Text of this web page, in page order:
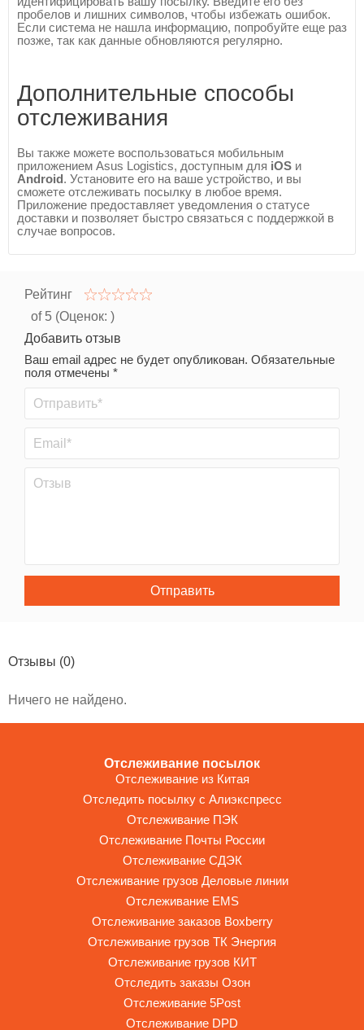
пробелов и лишних символов, чтобы избежать ошибок.
Если система не нашла информацию, попробуйте еще раз
позже, так как данные обновляются регулярно.
Дополнительные способы
отслеживания
Вы также можете воспользоваться мобильным
приложением Asus Logistics, доступным для iOS и
Android. Установите его на ваше устройство, и вы
сможете отслеживать посылку в любое время.
Приложение предоставляет уведомления о статусе
доставки и позволяет быстро связаться с поддержкой в
случае вопросов.
Рейтинг
of 5 (Оценок: )
Добавить отзыв
Ваш email адрес не будет опубликован. Обязательные
поля отмечены *
Отправить
Отзывы (0)
Ничего не найдено.
Отслеживание посылок
Отслеживание из Китая
Отследить посылку с Алиэкспресс
Отслеживание ПЭК
Отслеживание Почты России
Отслеживание СДЭК
Отслеживание грузов Деловые линии
Отслеживание EMS
Отслеживание заказов Boxberry
Отслеживание грузов ТК Энергия
Отслеживание грузов КИТ
Отследить заказы Озон
Отслеживание 5Post
Отслеживание DPD